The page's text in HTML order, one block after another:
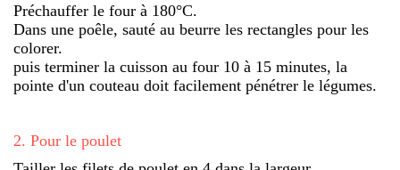
Préchauffer le four à 180°C.
Dans une poêle, sauté au beurre les rectangles pour les
colorer.
puis terminer la cuisson au four 10 à 15 minutes, la
pointe d'un couteau doit facilement pénétrer le légumes.
2. Pour le poulet